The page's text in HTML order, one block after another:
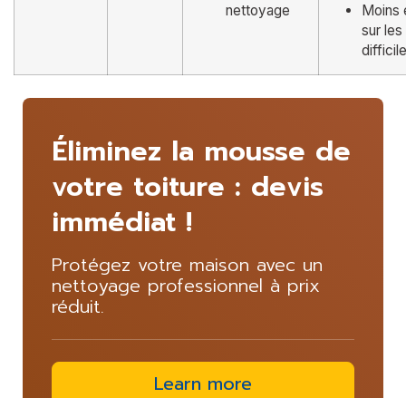
nettoyage
Moins
sur
Éliminez la mousse de
votre toiture : devis
immédiat !
Protégez votre maison avec un
nettoyage professionnel à prix
réduit.
Learn more